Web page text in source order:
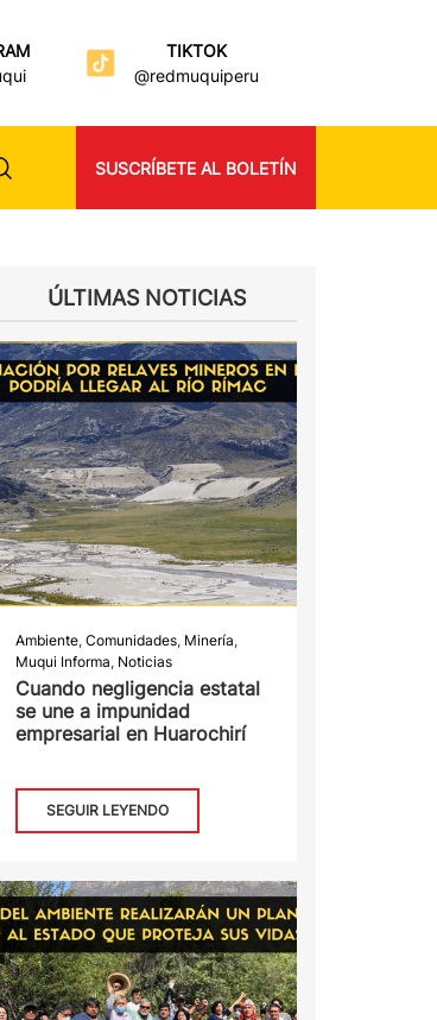
TIKTOK
@redmuquiperu
SUSCRÍBETE AL BOLETÍN
ÚLTIMAS NOTICIAS
Ambiente, Comunidades, Minería,
Muqui Informa, Noticias
Cuando negligencia estatal
se une a impunidad
empresarial en Huarochirí
SEGUIR LEYENDO